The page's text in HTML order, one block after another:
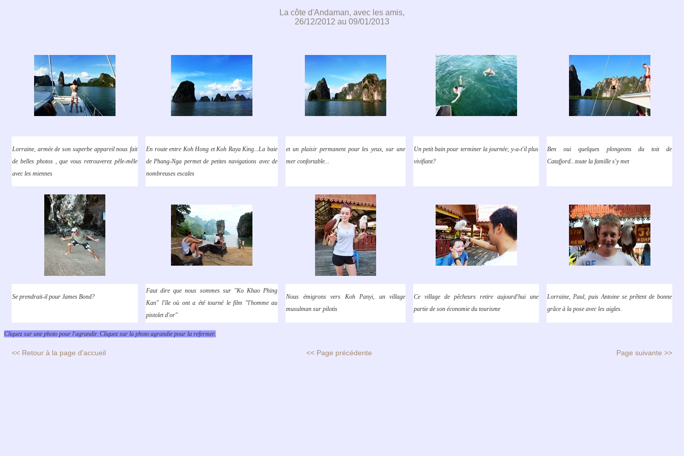
La côte d'Andaman, avec les amis,
26/12/2012 au 09/01/2013
Lorraine, armée de son superbe appareil nous fait
de belles photos , que vous retrouverez pêle-mêle
avec les miennes
En route entre Koh Hong et Koh Raya King...La baie
de Phang-Nga permet de petites navigations avec de
nombreuses escales
et un plaisir permanent pour les yeux, sur une
mer confortable...
Un petit bain pour terminer la journée; y-a-t'il plus
vivifiant?
Ben oui quelques plongeons du toit de
Catafjord...toute la famille s'y met
Se prendrait-il pour James Bond?
Faut dire que nous sommes sur "Ko Khao Phing
Kan" l'île où ont a été tourné le film "l'homme au
pistolet d'or"
Nous émigrons vers Koh Panyi, un village
musulman sur pilotis
Ce village de pêcheurs retire aujourd'hui une
partie de son économie du tourisme
Lorraine, Paul, puis Antoine se prêtent de bonne
grâce à la pose avec les aigles.
Cliquez sur une photo pour l'agrandir. Cliquez sur la photo agrandie pour la refermer.
<< Retour à la page d'accueil << Page précédente Page suivante >>